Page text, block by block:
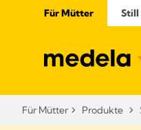
Für Mütter Still
Für Mütter Produkte